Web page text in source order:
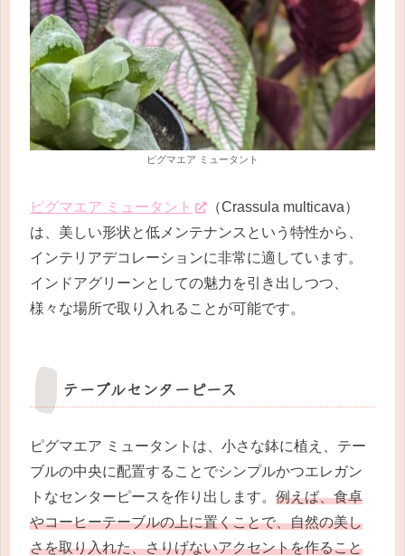
ピグマエア ミュータント
ピグマエア ミュータント
（Crassula multicava）
は、美しい形状と低メンテナンスという特性から、
インテリアデコレーションに非常に適しています。
インドアグリーンとしての魅力を引き出しつつ、
様々な場所で取り入れることが可能です。
テーブルセンターピース
ピグマエア ミュータントは、小さな鉢に植え、テー
ブルの中央に配置することでシンプルかつエレガン
トなセンターピースを作り出します。 例えば、食卓
やコーヒーテーブルの上に置くことで、自然の美し
さを取り入れた、さりげないアクセントを作ること